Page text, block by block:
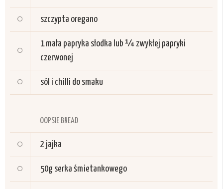
szczypta oregano
1 mała papryka słodka lub ¼ zwykłej papryki
czerwonej
sól i chilli do smaku
OOPSIE BREAD
2 jajka
50g serka śmietankowego